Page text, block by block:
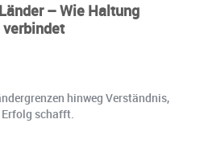
– Wie Haltung
hinweg Verständnis,
schafft.